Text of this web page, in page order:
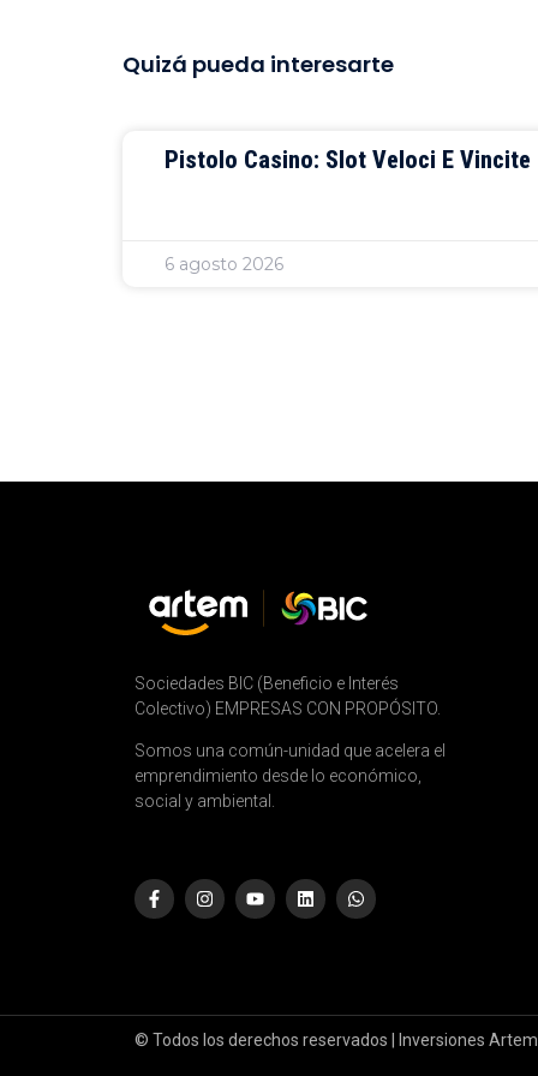
Quizá pueda interesarte
Pistolo Casino: Slot Veloci E Vincite
6 agosto 2026
Sociedades BIC (Beneficio e Interés
Colectivo) EMPRESAS CON PROPÓSITO.
Somos una común-unidad que acelera el
emprendimiento desde lo económico,
social y ambiental.
© Todos los derechos reservados | Inversiones Artem